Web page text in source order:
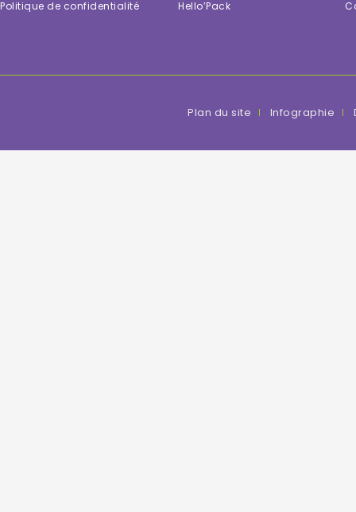
Politique de confidentialité Hello’Pack
Plan du site Infographie